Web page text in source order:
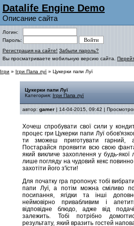
Datalife Engine Demo
Описание сайта
Логин:
Пароль:
Регистрация на сайте! Забыли пароль?
Вы просматриваете мобильную версию сайта.
Ігри » Ігри Папа луї » Цукерки папи Луї
Цукерки папи Луї
Категория: Ігри Папа луї
автор: gamer | 14-04-2015, 09:42 |
Хочеш спробувати свої сили у
процес гри Цукерки папи Луї
ти зможеш приготувати гарний,
Постарайся проявити всю свою
який викличе захоплення у будь-
лише погляду на чудовий кекс
захотіти його з'їсти!
Для початку гра пропонує тобі
папи Луї, а потім можна сміливо
посипання, ягідки та інші
неймовірно привабливим і
відповідне блюдо, адже від
залежить. Тобі потрібно
результату, який вразить гостей